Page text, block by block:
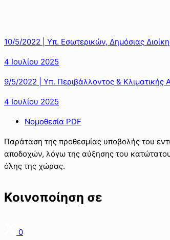
10/5/2022 | Υπ. Εσωτερικών, Δημόσιας
4 Ιουλίου 2025
9/5/2022 | Υπ. Περιβάλλοντος & Κλιματικής
4 Ιουλίου 2025
Νομοθεσία PDF
Παράταση της προθεσμίας υποβολής του
αποδοχών, λόγω της αύξησης του κατώτατου
όλης της χώρας.
Κοινοποίηση σε
0